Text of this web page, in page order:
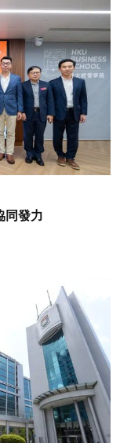
同發力